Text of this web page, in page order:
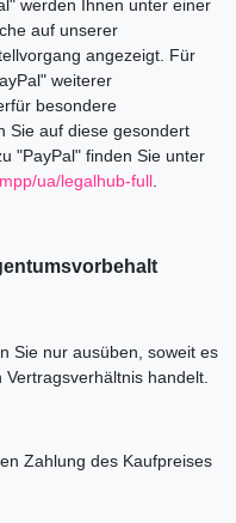
werden Ihnen unter einer
auf unserer
angezeigt. Für
weiterer
besondere
Sie auf diese gesondert
"PayPal" finden Sie unter
ua/legalhub-full
Sie nur ausüben, soweit es
handelt.
Zahlung des Kaufpreises